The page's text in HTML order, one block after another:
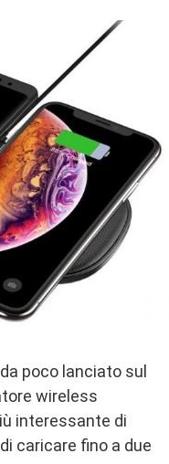
poco lanciato sul
wireless
interessante di
caricare fino a due